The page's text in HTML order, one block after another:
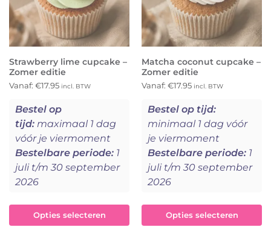
Strawberry lime cupcake –
Zomer editie
Vanaf: €17.95 incl. BTW
Bestel op
tijd: maximaal 1 dag
vóór je viermoment
Bestelbare periode: 1
juli t/m 30 september
2026
Opties selecteren
Matcha coconut cupcake –
Zomer editie
Vanaf: €17.95 incl. BTW
Bestel op tijd:
minimaal 1 dag vóór
je viermoment
Bestelbare periode: 1
juli t/m 30 september
2026
Opties selecteren